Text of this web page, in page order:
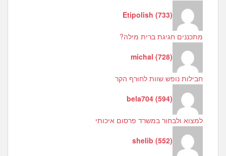
Etipolish (733)
מתכננים חגיגת ברית מילה?
michal (728)
חבילות נופש שוות לחורף הקר
bela704 (594)
למצוא ולבחור במשרד פרסום איכותי
shelib (552)